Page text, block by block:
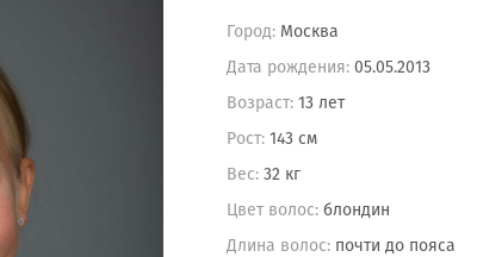
Город: Москва
Дата рождения: 05.05.2013
Возраст: 13 лет
Рост: 143 см
Вес: 32 кг
Цвет волос: блондин
Длина волос: почти до пояса